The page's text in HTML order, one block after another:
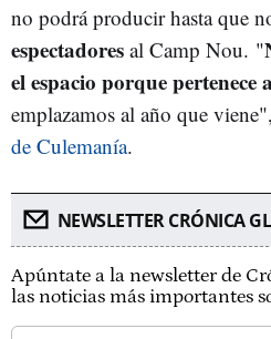
no podrá producir hasta que
espectadores al Camp Nou. "
el espacio porque pertenece
emplazamos al año que viene",
de Culemanía.
NEWSLETTER CRÓNICA
Apúntate a la newsletter de
las noticias más importantes